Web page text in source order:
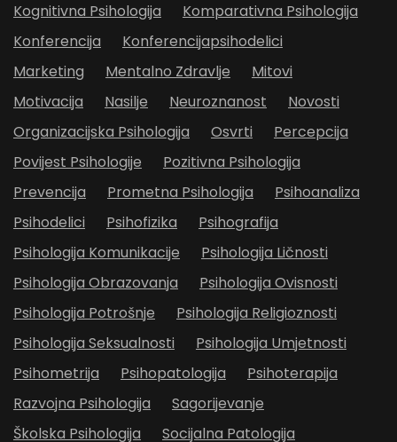
Kognitivna Psihologija
Komparativna Psihologija
Konferencija
Konferencijapsihodelici
Marketing
Mentalno Zdravlje
Mitovi
Motivacija
Nasilje Neuroznanost
Novosti
Organizacijska Psihologija
Osvrti
Percepcija
Povijest Psihologije
Pozitivna Psihologija
Prevencija
Prometna Psihologija
Psihoanaliza
Psihodelici
Psihofizika
Psihografija
Psihologija Komunikacije
Psihologija Ličnosti
Psihologija Obrazovanja
Psihologija Ovisnosti
Psihologija Potrošnje
Psihologija Religioznosti
Psihologija Seksualnosti
Psihologija Umjetnosti
Psihometrija
Psihopatologija
Psihoterapija
Razvojna Psihologija
Sagorijevanje
Školska Psihologija
Socijalna Patologija